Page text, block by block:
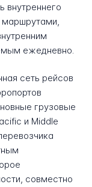
внутреннего
ежедневно.
сеть рейсов
грузовые
и Middle
совместно